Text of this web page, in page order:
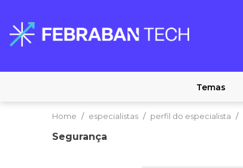
Temas
Home especialistas perfil do especialista
Segurança